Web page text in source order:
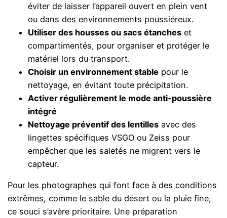
éviter de laisser l’appareil ouvert en plein vent
ou dans des environnements poussiéreux.
Utiliser des housses ou sacs étanches et
compartimentés, pour organiser et protéger le
matériel lors du transport.
Choisir un environnement stable pour le
nettoyage, en évitant toute précipitation.
Activer régulièrement le mode anti-poussière
intégré
Nettoyage préventif des lentilles avec des
lingettes spécifiques VSGO ou Zeiss pour
empêcher que les saletés ne migrent vers le
capteur.
Pour les photographes qui font face à des conditions
extrêmes, comme le sable du désert ou la pluie fine,
ce souci s’avère prioritaire. Une préparation